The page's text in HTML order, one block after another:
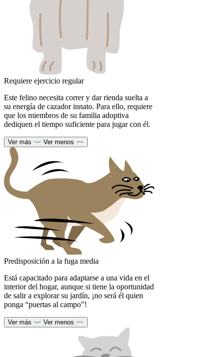
Requiere ejercicio regular
Este felino necesita correr y dar rienda suelta a
su energía de cazador innato. Para ello, requiere
que los miembros de su familia adoptiva
dediquen el tiempo suficiente para jugar con él.
Ver más Ver menos
Predisposición a la fuga media
Está capacitado para adaptarse a una vida en el
interior del hogar, aunque si tiene la oportunidad
de salir a explorar su jardín, ¡no será él quien
ponga “puertas al campo”!
Ver más Ver menos